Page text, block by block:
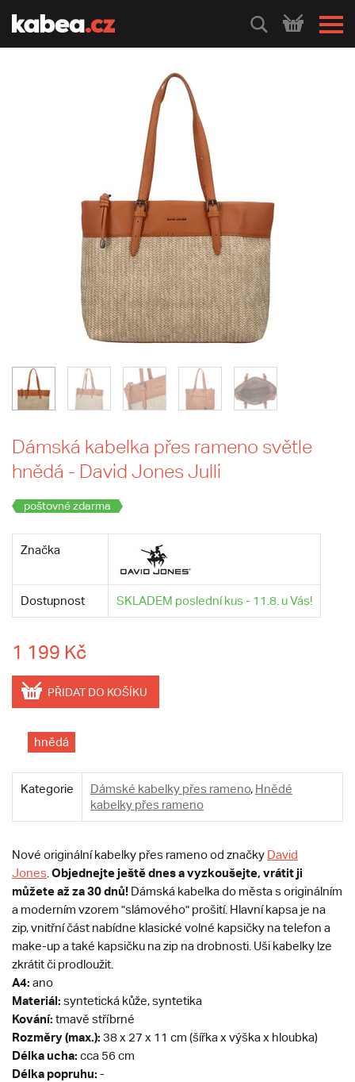
HLEDEJ
Dámská kabelka přes rameno světle
hnědá - David Jones Julli
poštovné zdarma
Značka
Dostupnost SKLADEM poslední kus - 11.8. u Vás!
1 199 Kč
PŘIDAT DO KOŠÍKU
hnědá
Kategorie Dámské kabelky přes rameno, Hnědé
kabelky přes rameno
Nové originální kabelky přes rameno od značky David
Jones Objednejte ještě dnes a vyzkoušejte, vrátit ji
můžete až za 30 dnů! Dámská kabelka do města s originálním
a moderním vzorem "slámového" prošití. Hlavní kapsa je na
zip, vnitřní část nabídne klasické volné kapsičky na telefon a
make-up a také kapsičku na zip na drobnosti. Uši kabelky lze
zkrátit či prodloužit.
A4: ano
Materiál: syntetická kůže, syntetika
Kování: tmavě stříbrné
Rozměry (max.): 38 x 27 x 11 cm (šířka x výška x hloubka)
Délka ucha: cca 56 cm
Délka popruhu: -